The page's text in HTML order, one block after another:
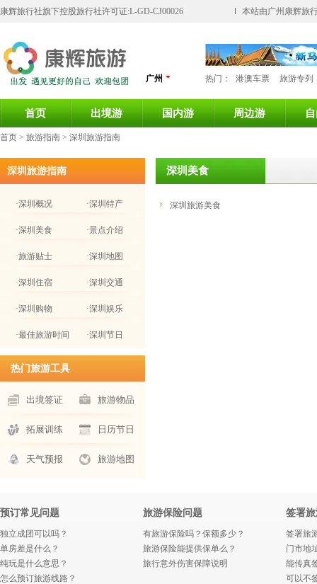
康辉旅行社旗下控股旅行社许可证:L-GD-CJ00026 本站由广州康辉旅
广州 热门： 港澳车票 旅游专列
首页 出境游 国内游 周边游
首页 > 旅游指南 > 深圳旅游指南
深圳旅游指南
·深圳概况 ·深圳特产
·深圳美食 ·景点介绍
·旅游贴士 ·深圳地图
·深圳住宿 ·深圳交通
·深圳购物 ·深圳娱乐
·最佳旅游时间 ·深圳节日
热门旅游工具
出境签证 旅游物品
拓展训练 日历节日
天气预报 旅游地图
深圳美食
深圳旅游美食
预订常见问题
独立成团可以吗？
单房差是什么？
纯玩是什么意思？
怎么预订旅游线路？
旅游保险问题
有旅游保险吗？保额多少？
旅游保险能提供保单么？
旅行意外伤害保障说明
签署
签署旅
门市地
能传真
可以不